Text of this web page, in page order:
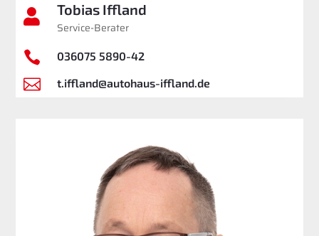
 Tobias Iffland
Service-Berater
 036075 5890-42
 t.iffland@autohaus-iffland.de